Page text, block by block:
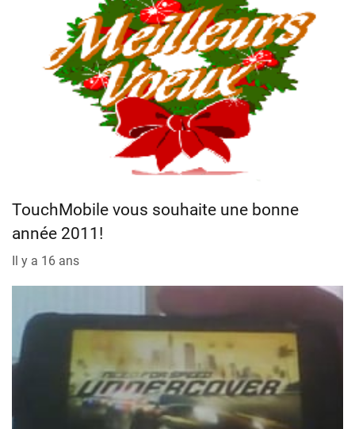
TouchMobile vous souhaite une bonne
année 2011!
Il y a 16 ans